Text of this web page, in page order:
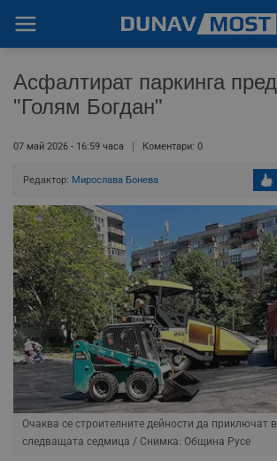
Асфалтират паркинга
"Голям Богдан"
07 май 2026 - 16:59 часа Коментари: 0
Редактор: Мирослава Бонева
Очаква се строителните дейности да приключат
следващата седмица / Снимка: Община Русе